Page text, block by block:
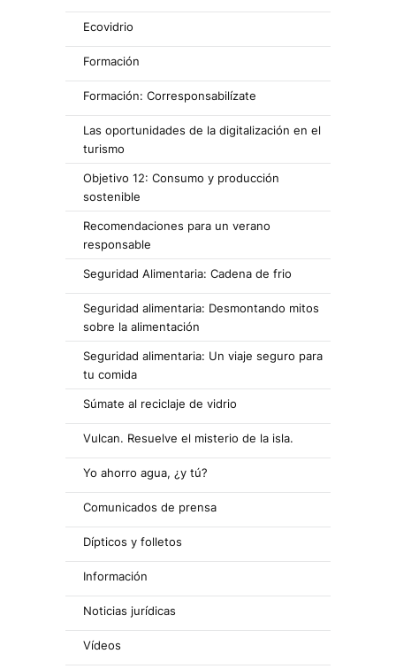
Ecovidrio
Formación
Formación: Corresponsabilízate
Las oportunidades de la digitalización en el
turismo
Objetivo 12: Consumo y producción
sostenible
Recomendaciones para un verano
responsable
Seguridad Alimentaria: Cadena de frio
Seguridad alimentaria: Desmontando mitos
sobre la alimentación
Seguridad alimentaria: Un viaje seguro para
tu comida
Súmate al reciclaje de vidrio
Vulcan. Resuelve el misterio de la isla.
Yo ahorro agua, ¿y tú?
Comunicados de prensa
Dípticos y folletos
Información
Noticias jurídicas
Vídeos